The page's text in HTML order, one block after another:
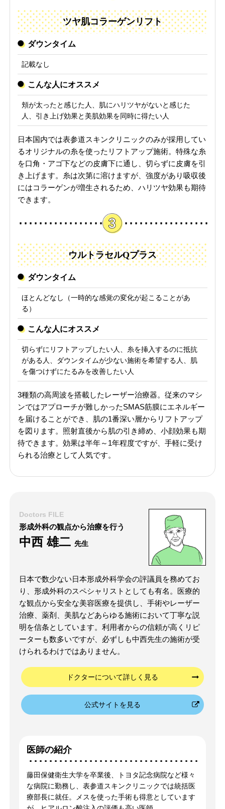
ツヤ肌コラーゲンリフト
ダウンタイム
記載なし
こんな人にオススメ
頬が太ったと感じた人、肌にハリツヤがないと感じた
人、引き上げ効果と美肌効果を同時に得たい人
日本国内では表参道スキンクリニックのみが採用してい
るオリジナルの糸を使ったリフトアップ施術。特殊な糸
を口角・アゴ下などの皮膚下に通し、切らずに皮膚を引
き上げます。糸は次第に溶けますが、強度があり吸収後
にはコラーゲンが増生されるため、ハリツヤ効果も期待
できます。
ウルトラセルQプラス
ダウンタイム
ほとんどなし（一時的な感覚の変化が起こることがあ
る）
こんな人にオススメ
切らずにリフトアップしたい人、糸を挿入するのに抵抗
がある人、ダウンタイムが少ない施術を希望する人、肌
を傷つけずにたるみを改善したい人
3種類の高周波を搭載したレーザー治療器。従来のマシ
ンではアプローチが難しかったSMAS筋膜にエネルギー
を届けることができ、肌の1番深い層からリフトアップ
を図ります。照射直後から肌の引き締め、小顔効果も期
待できます。効果は半年～1年程度ですが、手軽に受け
られる治療として人気です。
Doctors FILE
形成外科の観点から治療を行う
中西 雄二 先生
日本で数少ない日本形成外科学会の評議員を務めてお
り、形成外科のスペシャリストとしても有名。医療的
な観点から安全な美容医療を提供し、手術やレーザー
治療、薬剤、美肌などあらゆる施術において丁寧な説
明を信条としています。利用者からの信頼が高くリピ
ーターも数多いですが、必ずしも中西先生の施術が受
けられるわけではありません。
ドクターについて詳しく見る
公式サイトを見る
医師の紹介
藤田保健衛生大学を卒業後、トヨタ記念病院など様々
な病院に勤務し、表参道スキンクリニックでは統括医
療部長に就任。メスを使った手術も得意としています